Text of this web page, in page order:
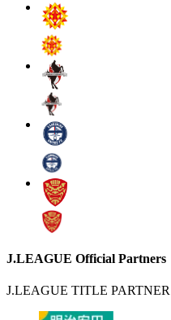
J.LEAGUE Official Partners
J.LEAGUE TITLE PARTNER